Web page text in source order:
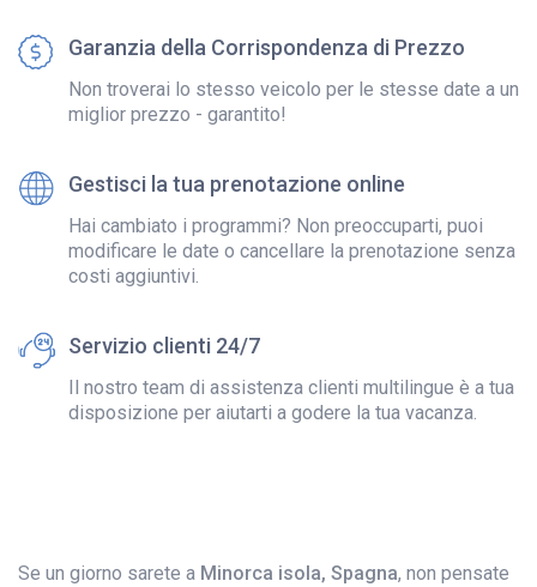
Garanzia della Corrispondenza di Prezzo
Non troverai lo stesso veicolo per le stesse date a un
miglior prezzo - garantito!
Gestisci la tua prenotazione online
Hai cambiato i programmi? Non preoccuparti, puoi
modificare le date o cancellare la prenotazione senza
costi aggiuntivi.
Servizio clienti 24/7
Il nostro team di assistenza clienti multilingue è a tua
disposizione per aiutarti a godere la tua vacanza.
Se un giorno sarete a Minorca isola, Spagna, non pensate